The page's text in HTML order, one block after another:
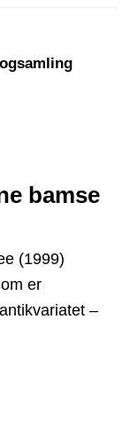
bamse
(1999)
er
–